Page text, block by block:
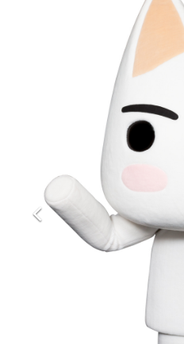
ゲームが変えた
「経験値」「裏技」
の起源や用法の変遷
イニーP氏が徹底調査。
カテゴリ
女性向け
アプリレビュー
電ファミニコゲーマーとは？